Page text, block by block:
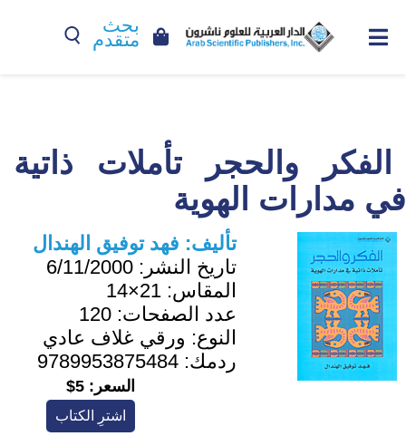
بحث
متقدم
الفكر والحجر تأملات ذاتية
في مدارات الهوية
تأليف: فهد توفيق الهندال
تاريخ النشر: 6/11/2000
المقاس: 21×14
عدد الصفحات: 120
النوع: ورقي غلاف عادي
ردمك: 9789953875484
السعر: 5$
اشترِ الكتاب